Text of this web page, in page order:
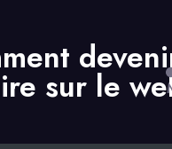
sur le